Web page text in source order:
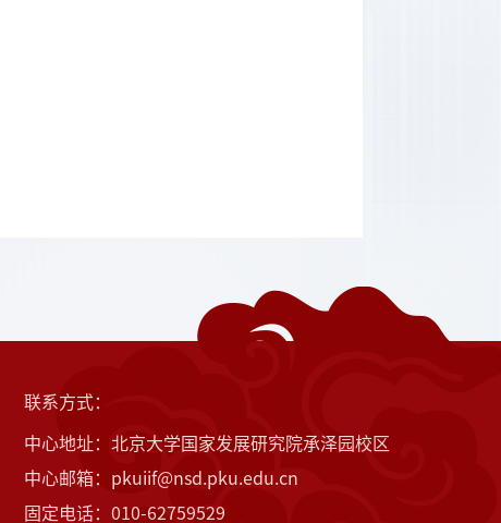
联系方式：
中心地址：北京大学国家发展研究院承泽园校区
中心邮箱：pkuiif@nsd.pku.edu.cn
固定电话：010-62759529